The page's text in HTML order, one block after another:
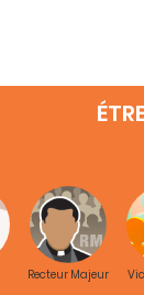
Recteur Majeur